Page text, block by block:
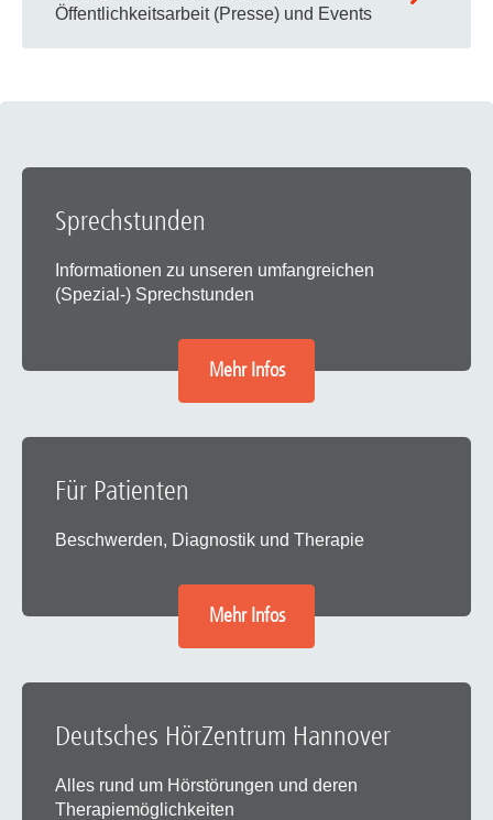
Öffentlichkeitsarbeit (Presse) und Events
Sprechstunden
Informationen zu unseren umfangreichen
(Spezial-) Sprechstunden
Mehr Infos
Für Patienten
Beschwerden, Diagnostik und Therapie
Mehr Infos
Deutsches HörZentrum Hannover
Alles rund um Hörstörungen und deren
Therapiemöglichkeiten